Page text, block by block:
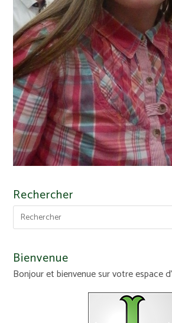
Rechercher
Bienvenue
Bonjour et bienvenue sur votre espace